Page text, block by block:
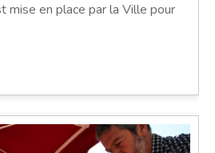
mise en place par la Ville pour